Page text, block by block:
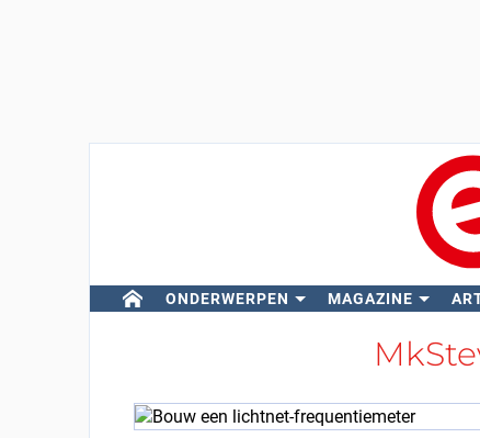
ONDERWERPEN MAGAZINE